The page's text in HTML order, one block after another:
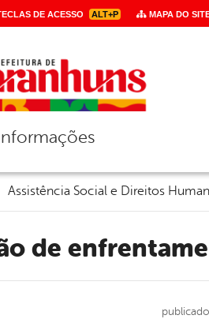
DE ACESSO ALT+P MAPA DO
de navegação
Assistência Social e Direitos
de